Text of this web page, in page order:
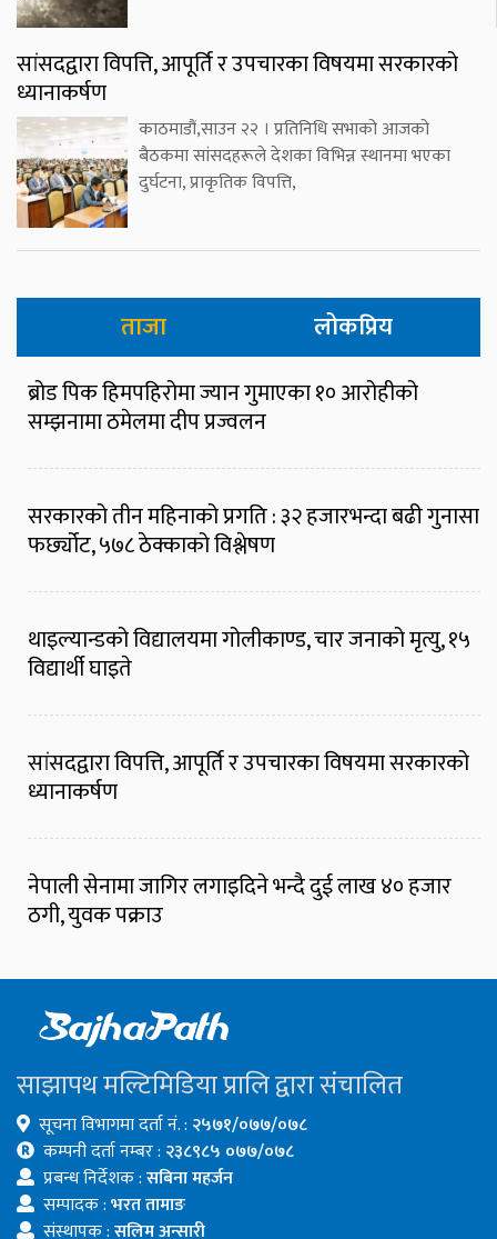
सांसदद्वारा विपत्ति, आपूर्ति र उपचारका विषयमा सरकारको
ध्यानाकर्षण
काठमाडौं,साउन २२ । प्रतिनिधि सभाको आजको
बैठकमा सांसदहरूले देशका विभिन्न स्थानमा भएका
दुर्घटना, प्राकृतिक विपत्ति,
ताजा लोकप्रिय
ब्रोड पिक हिमपहिरोमा ज्यान गुमाएका १० आरोहीको
सम्झनामा ठमेलमा दीप प्रज्वलन
सरकारको तीन महिनाको प्रगति : ३२ हजारभन्दा बढी गुनासा
फर्छ्योट, ५७८ ठेक्काको विश्लेषण
थाइल्यान्डको विद्यालयमा गोलीकाण्ड, चार जनाको मृत्यु, १५
विद्यार्थी घाइते
सांसदद्वारा विपत्ति, आपूर्ति र उपचारका विषयमा सरकारको
ध्यानाकर्षण
नेपाली सेनामा जागिर लगाइदिने भन्दै दुई लाख ४० हजार
ठगी, युवक पक्राउ
साझापथ मल्टिमिडिया प्रालि द्वारा संचालित
सूचना विभागमा दर्ता नं. : २५७१/०७७/०७८
कम्पनी दर्ता नम्बर : २३८९८५ ०७७/०७८
प्रबन्ध निर्देशक :सबिना महर्जन
सम्पादक :भरत तामाङ
संस्थापक :सलिम अन्सारी